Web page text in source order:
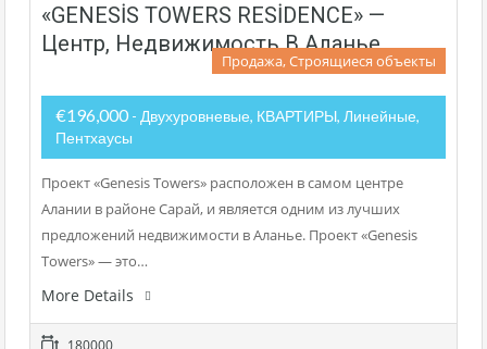
«GENESİS TOWERS RESİDENCE» —
Центр, Недвижимость В Аланье
Продажа, Строящиеся объекты
€196,000 - Двухуровневые, КВАРТИРЫ, Линейные,
Пентхаусы
Проект «Genesis Towers» расположен в самом центре
Алании в районе Сарай, и является одним из лучших
предложений недвижимости в Аланье. Проект «Genesis
Towers» — это…
More Details
180000